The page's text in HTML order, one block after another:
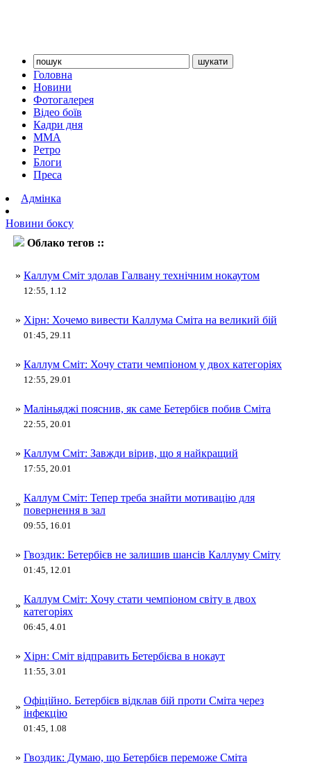
Головна
Новини
Фотогалерея
Відео боїв
Кадри дня
ММА
Ретро
Блоги
Преса
Адмінка
Новини боксу
Облако тегов ::
» Каллум Сміт здолав Галвану технічним нокаутом
12:55, 1.12
» Хірн: Хочемо вивести Каллума Сміта на великий бій
01:45, 29.11
» Каллум Сміт: Хочу стати чемпіоном у двох категоріях
12:55, 29.01
» Маліньяджі пояснив, як саме Бетербієв побив Сміта
22:55, 20.01
» Каллум Сміт: Завжди вірив, що я найкращий
17:55, 20.01
»
Каллум Сміт: Тепер треба знайти мотивацію для
повернення в зал
09:55, 16.01
» Гвоздик: Бетербієв не залишив шансів Каллуму Сміту
01:45, 12.01
»
Каллум Сміт: Хочу стати чемпіоном світу в двох
категоріях
06:45, 4.01
» Хірн: Сміт відправить Бетербієва в нокаут
11:55, 3.01
»
Офіційно. Бетербієв відклав бій проти Сміта через
інфекцію
01:45, 1.08
» Гвоздик: Думаю, що Бетербієв переможе Сміта